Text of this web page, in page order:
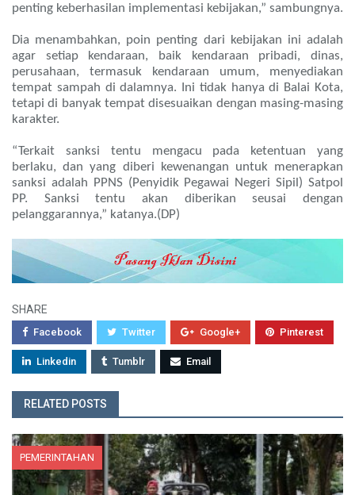
penting keberhasilan implementasi kebijakan,” sambungnya.
Dia menambahkan, poin penting dari kebijakan ini adalah
agar setiap kendaraan, baik kendaraan pribadi, dinas,
perusahaan, termasuk kendaraan umum, menyediakan
tempat sampah di dalamnya. Ini tidak hanya di Balai Kota,
tetapi di banyak tempat disesuaikan dengan masing-masing
karakter.
“Terkait sanksi tentu mengacu pada ketentuan yang
berlaku, dan yang diberi kewenangan untuk menerapkan
sanksi adalah PPNS (Penyidik Pegawai Negeri Sipil) Satpol
PP. Sanksi tentu akan diberikan seusai dengan
pelanggarannya,” katanya.(DP)
SHARE
Facebook Twitter Google+ Pinterest
Linkedin Tumblr Email
RELATED POSTS
PEMERINTAHAN